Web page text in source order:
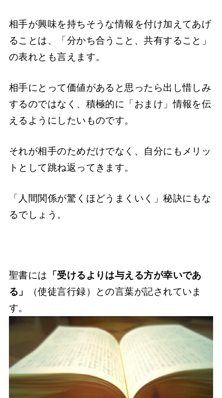
相手が興味を持ちそうな情報を付け加えてあげ
ることは、「分かち合うこと、共有すること」
の表れとも言えます。
相手にとって価値があると思ったら出し惜しみ
するのではなく、積極的に「おまけ」情報を伝
えるようにしたいものです。
それが相手のためだけでなく、自分にもメリッ
トとして跳ね返ってきます。
「人間関係が驚くほどうまくいく」秘訣にもな
るでしょう。
聖書には 「受けるよりは与える方が幸いであ
る」
（使徒言行録）との言葉が記されていま
す。